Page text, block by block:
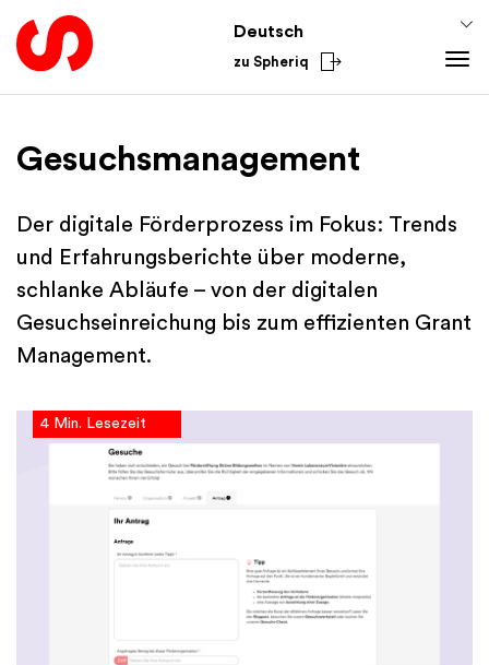
Deutsch
zu Spheriq
Spheriq
Gesuchsmanagement
Recherche
Wissen
Fundraising-Tipps
Förderwissen
Aus dem Sektor
Gesuchsmanagement
Der digitale Förderprozess im Fokus: Trends
und Erfahrungsberichte über moderne,
schlanke Abläufe – von der digitalen
Gesuchseinreichung bis zum effizienten Grant
Management.
4 Min. Lesezeit